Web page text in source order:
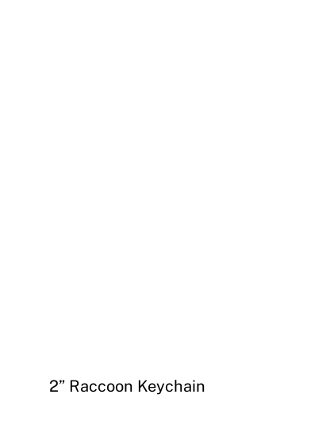
2” Raccoon Keychain